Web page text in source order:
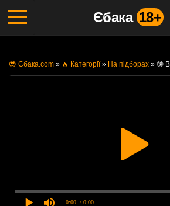
Єбака 18+
😎 Єбака.com » 🔥 Категорії» На підборах » 🔞
0:00 / 0:00